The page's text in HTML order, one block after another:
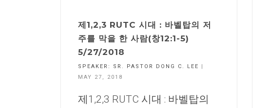
제1,2,3 RUTC 시대 : 바벨탑의 저
주를 막을 한 사람(창12:1-5)
5/27/2018
SPEAKER: SR. PASTOR DONG C. LEE
|
MAY 27, 2018
제1,2,3 RUTC 시대 : 바벨탑의